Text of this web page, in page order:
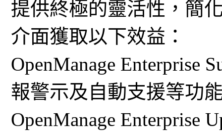
提供終極的靈活性，簡
介面獲取以下效益：
OpenManage Enterprise
報警示及自動支援等功
OpenManage Enterprise